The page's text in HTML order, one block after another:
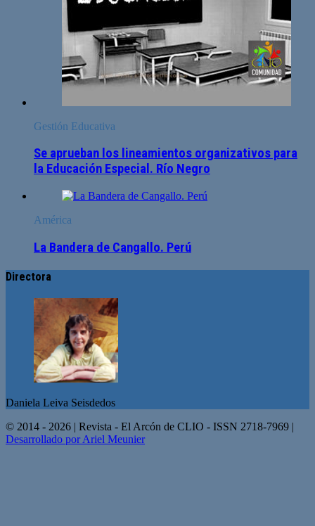
Gestión Educativa
Se aprueban los lineamientos organizativos para
la Educación Especial. Río Negro
América
La Bandera de Cangallo. Perú
Directora
Daniela Leiva Seisdedos
© 2014 - 2026 | Revista - El Arcón de CLIO - ISSN 2718-7969 |
Desarrollado por Ariel Meunier